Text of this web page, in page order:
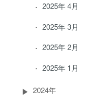
2025年 4月
2025年 3月
2025年 2月
2025年 1月
2024年